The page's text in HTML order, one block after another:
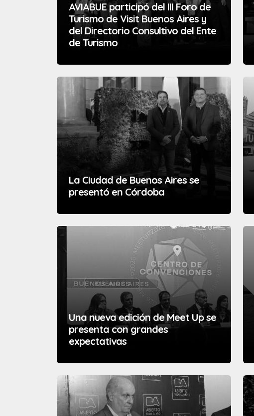
AVIABUE participó del III Foro de
Turismo de Visit Buenos Aires y
del Directorio Consultivo del Ente
de Turismo
La Ciudad de Buenos Aires se
presentó en Córdoba
Una nueva edición de Meet Up se
presenta con grandes
expectativas